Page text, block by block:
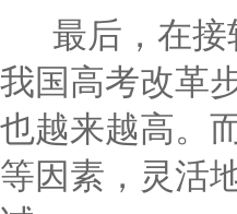
最后，在接
我国高考改革
也越来越高。
等因素，灵活